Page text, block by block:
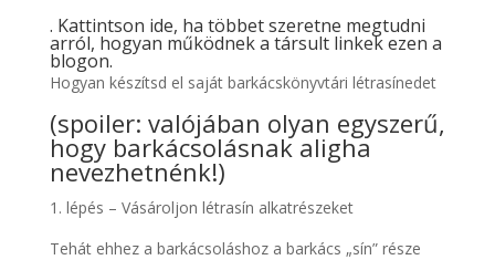
. Kattintson ide, ha többet szeretne megtudni
arról, hogyan működnek a társult linkek ezen a
blogon.
Hogyan készítsd el saját barkácskönyvtári létrasínedet
(spoiler: valójában olyan egyszerű,
hogy barkácsolásnak aligha
nevezhetnénk!)
1. lépés – Vásároljon létrasín alkatrészeket
Tehát ehhez a barkácsoláshoz a barkács „sín” része